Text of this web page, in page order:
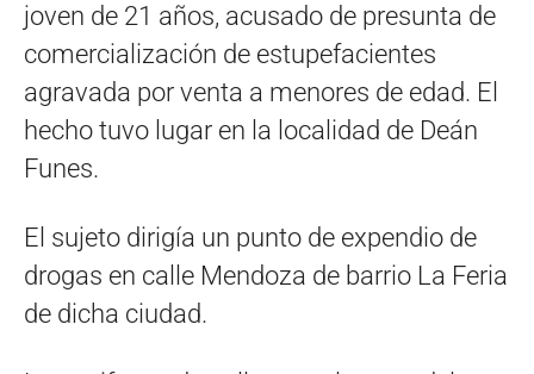
joven de 21 años, acusado de presunta de
comercialización de estupefacientes
agravada por venta a menores de edad. El
hecho tuvo lugar en la localidad de Deán
Funes.
El sujeto dirigía un punto de expendio de
drogas en calle Mendoza de barrio La Feria
de dicha ciudad.